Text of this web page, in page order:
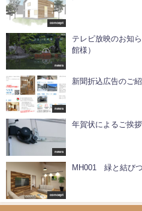
concept
news
テレビ放映のお知
館様）
news
新聞折込広告のご
news
年賀状によるご挨
concept
MH001 緑と結び